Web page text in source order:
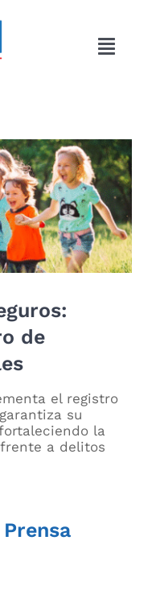
Toggle
de
el registro
su
la
a delitos
Prensa